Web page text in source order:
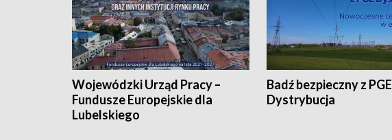
Wojewódzki Urząd Pracy –
Fundusze Europejskie dla
Lubelskiego
Badź bezpieczny z PGE
Dystrybucja